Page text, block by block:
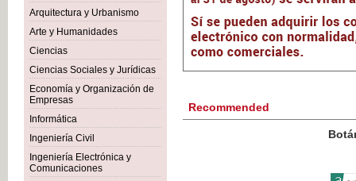
Arquitectura y Urbanismo
Arte y Humanidades
Ciencias
Ciencias Sociales y Jurídicas
Economía y Organización de
Empresas
Informática
Ingeniería Civil
Ingeniería Electrónica y
Comunicaciones
Recommended